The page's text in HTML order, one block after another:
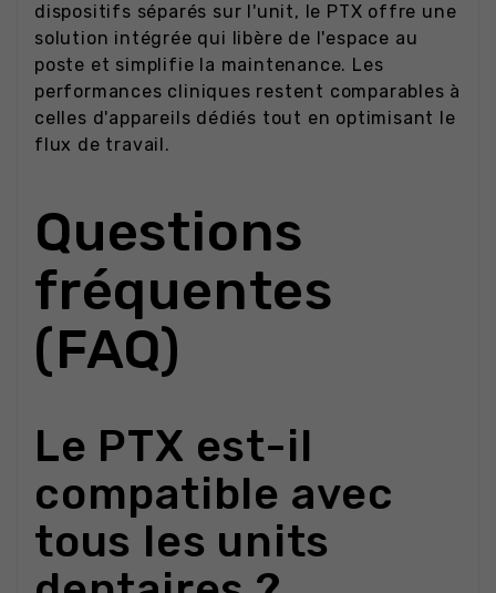
dispositifs séparés sur l'unit, le PTX offre une
solution intégrée qui libère de l'espace au
poste et simplifie la maintenance. Les
performances cliniques restent comparables à
celles d'appareils dédiés tout en optimisant le
flux de travail.
Questions
fréquentes
(FAQ)
Le PTX est-il
compatible avec
tous les units